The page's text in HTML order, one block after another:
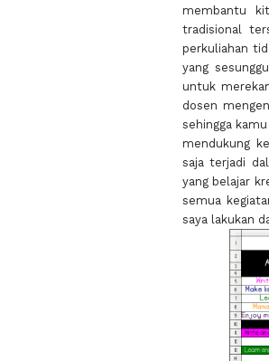
membantu
tradisional
perkuliahan
yang
untuk
dosen
sehingga
mendukung
saja terjadi
yang belajar
semua
saya lakukan